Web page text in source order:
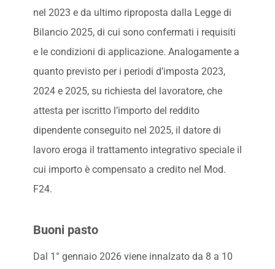
nel 2023 e da ultimo riproposta dalla Legge di
Bilancio 2025, di cui sono confermati i requisiti
e le condizioni di applicazione. Analogamente a
quanto previsto per i periodi d’imposta 2023,
2024 e 2025, su richiesta del lavoratore, che
attesta per iscritto l’importo del reddito
dipendente conseguito nel 2025, il datore di
lavoro eroga il trattamento integrativo speciale il
cui importo è compensato a credito nel Mod.
F24.
Buoni pasto
Dal 1° gennaio 2026 viene innalzato da 8 a 10